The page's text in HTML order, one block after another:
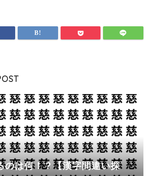
のは何！？【漢字間違い探